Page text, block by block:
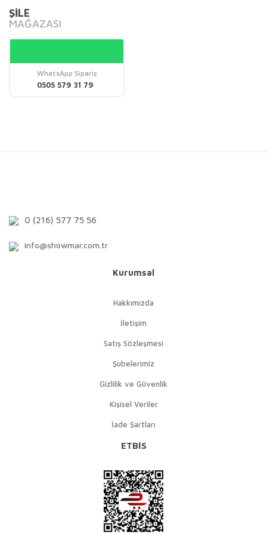
ŞİLE
MAĞAZASI
WhatsApp Sipariş
0505 579 31 79
0 (216) 577 75 56
info@showmar.com.tr
Kurumsal
Hakkımızda
İletişim
Satış Sözleşmesi
Şubelerimiz
Gizlilik ve Güvenlik
Kişisel Veriler
İade Şartları
ETBİS